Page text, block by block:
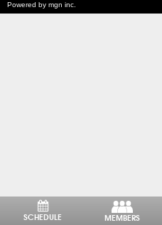
Powered by mgn inc.
SCHEDULE MEMBERS